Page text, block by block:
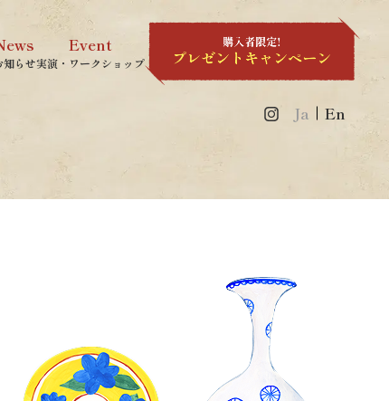
知らせ
Event
実演・ワークショップ
Ja En